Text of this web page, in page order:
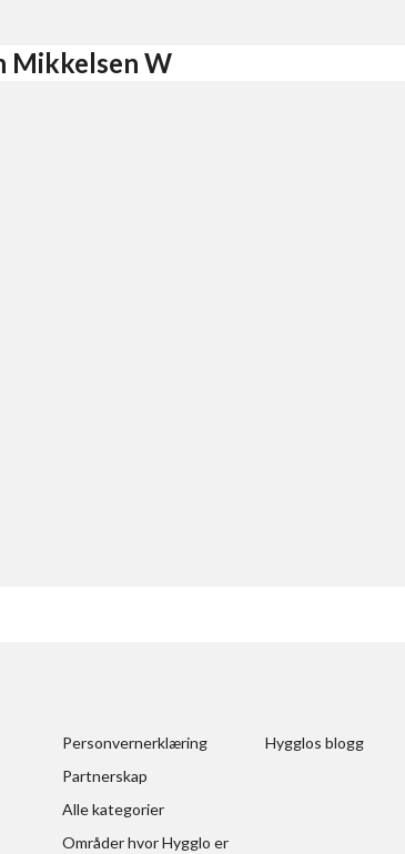
Mikkelsen W
Personvernerklæring
Partnerskap
Alle kategorier
Områder hvor Hygglo er
Hygglos blogg